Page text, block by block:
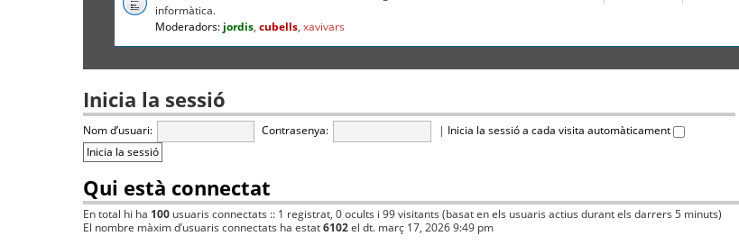
informàtica.
Moderadors: jordis, cubells, xavivars
Inicia la sessió
Nom d’usuari: Contrasenya: | Inicia la sessió a cada visita automàticament
Qui està connectat
En total hi ha 100 usuaris connectats :: 1 registrat, 0 ocults i 99 visitants (basat en els usuaris actius durant els darrers 5 minuts)
El nombre màxim d’usuaris connectats ha estat6102el dt. març 17, 2026 9:49 pm